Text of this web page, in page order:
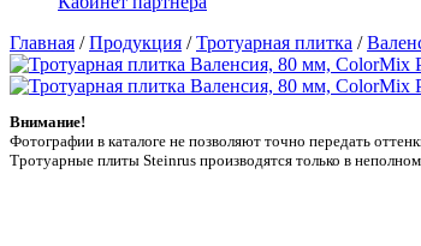
Главная /Продукция /Тротуарная плитка /
Внимание!
Фотографии в каталоге не позволяют точно передать
Тротуарные плиты Steinrus производятся только в